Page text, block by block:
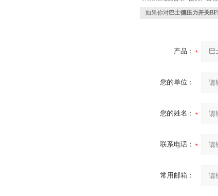
如果你对巴士德压力开关
产品：
您的单位：
您的姓名：
联系电话：
常用邮箱：